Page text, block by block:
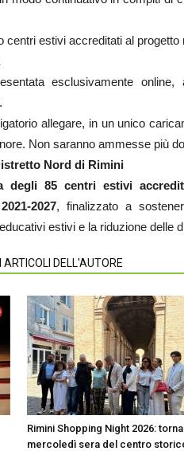
centri estivi accreditati al progetto
esclusivamente
allegare, in un unico
Non saranno ammesse più
Nord di Rimini
degli 85 centri estivi
, finalizzato a
estivi e la riduzione delle
ARTICOLI DELL'AUTORE
Rimini Shopping Night 2026: torna
mercoledì sera del centro